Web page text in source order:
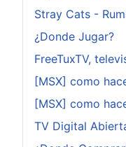
Stray Cats -
¿Donde Jugar?
FreeTuxTV,
[MSX] como
[MSX] como
TV Digital